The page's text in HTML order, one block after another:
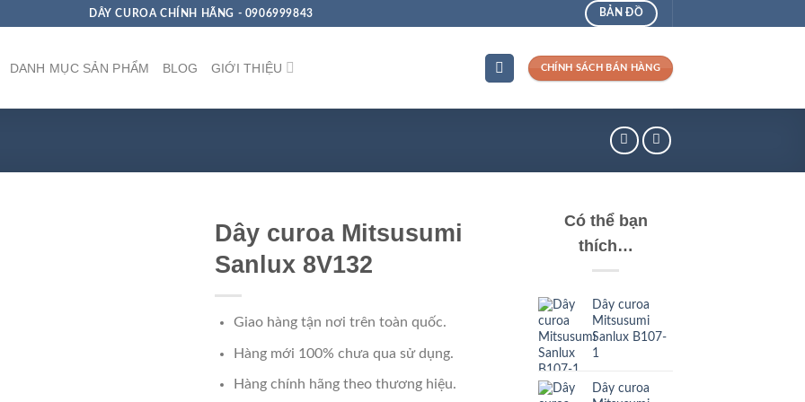
DÂY CUROA CHÍNH HÃNG - 0906999843 BẢN ĐỒ
DANH MỤC SẢN PHẨM BLOG GIỚI THIỆU CHÍNH SÁCH BÁN HÀNG
Dây curoa Mitsusumi
Sanlux 8V132
Giao hàng tận nơi trên toàn quốc.
Hàng mới 100% chưa qua sử dụng.
Hàng chính hãng theo thương hiệu.
Có thể bạn
thích…
Dây curoa
Mitsusumi
Sanlux B107-
1
Dây curoa